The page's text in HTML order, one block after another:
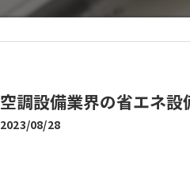
空調設備業界の省エネ
2023/08/28